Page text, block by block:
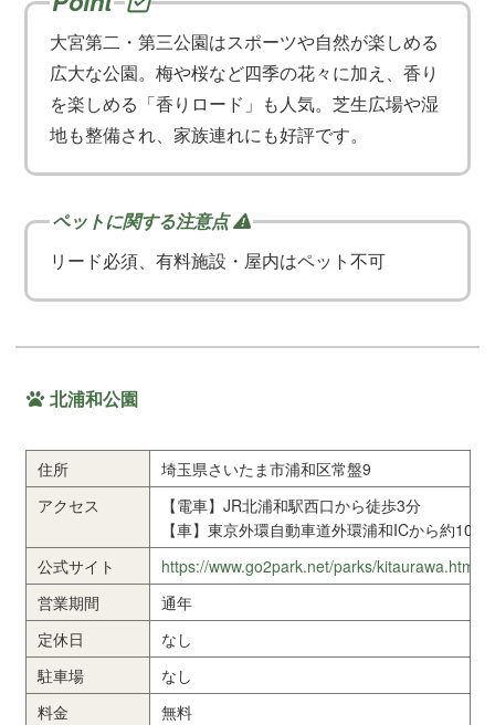
大宮第二・第三公園はスポーツや自然が楽しめる
広大な公園。梅や桜など四季の花々に加え、香り
を楽しめる「香りロード」も人気。芝生広場や湿
地も整備され、家族連れにも好評です。
リード必須、有料施設・屋内はペット不可
北浦和公園
住所
埼玉県さいたま市浦和区常盤9
アクセス
【電車】JR北浦和駅西口から徒歩3分
【車】東京外環自動車道外環浦和ICから約10分
公式サイト
https://www.go2park.net/parks/kitaurawa.htm
営業期間
通年
定休日
なし
駐車場
なし
料金
無料